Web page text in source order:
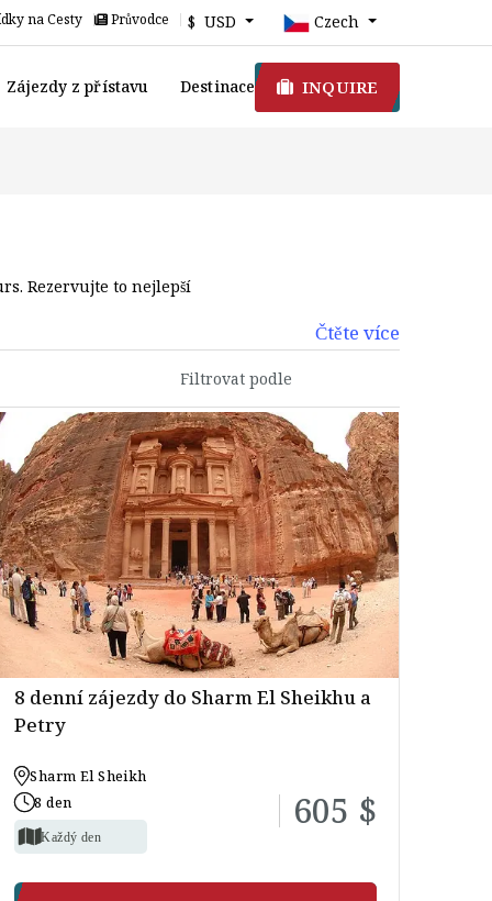
na Cesty Průvodce $ USD Czech
Zájezdy z přístavu Destinace INQUIRE
Rezervujte to nejlepší
Čtěte více
8 denní zájezdy do Sharm El Sheikhu a
Petry
Sharm El Sheikh
8 den
Každý den
605 $